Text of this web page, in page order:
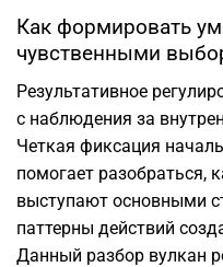
Как формировать
чувственными
Результативное
с наблюдения за
Четкая фиксация
помогает разобраться,
выступают основными
паттерны действий
Данный разбор вулкан